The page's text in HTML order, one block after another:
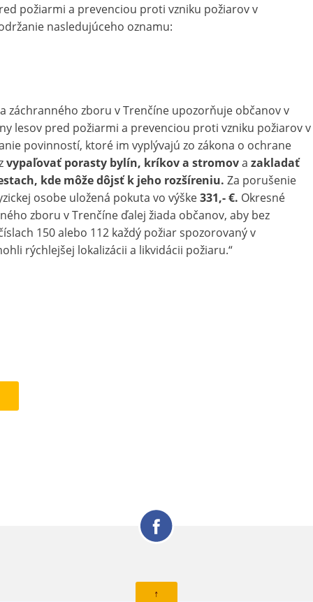
požiarmi a prevenciou proti vzniku požiarov v
nasledujúceho oznamu:
záchranného zboru v Trenčíne upozorňuje občanov v
lesov pred požiarmi a prevenciou proti vzniku požiarov v
povinností, ktoré im vyplývajú zo zákona o ochrane
vypaľovať porasty bylín, kríkov a stromova zakladať
kde môže dôjsť k jeho rozšíreniu. Za porušenie
osobe uložená pokuta vo výške331,- €. Okresné
zboru v Trenčíne ďalej žiada občanov, aby bez
150 alebo 112 každý požiar spozorovaný v
rýchlejšej lokalizácii a likvidácii požiaru.“
↑